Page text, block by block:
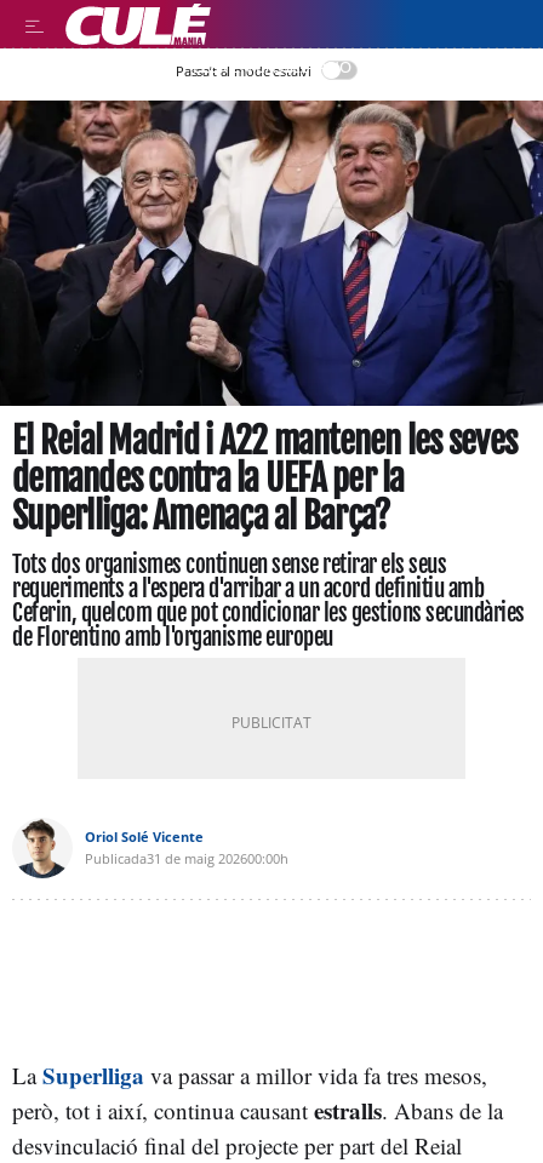
LEER EN CASTELLANO
Passa’t al mode estalvi
El Reial Madrid i A22 mantenen les seves
demandes contra la UEFA per la
Superlliga: Amenaça al Barça?
Tots dos organismes continuen sense retirar els seus
requeriments a l'espera d'arribar a un acord definitiu amb
Ceferin, quelcom que pot condicionar les gestions secundàries
de Florentino amb l'organisme europeu
Oriol Solé Vicente
Publicada31 de maig 202600:00h
LaSuperlliga va passar a millor vida fa tres mesos,
però, tot i així, continua causant estralls. Abans de la
desvinculació final del projecte per part del Reial